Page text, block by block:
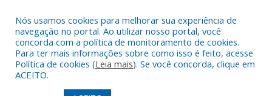
Todos os direitos reservados a Prefeitura Municipal de Limoeiro
do Ajuru.
Nós usamos cookies para melhorar sua experiência de
navegação no portal. Ao utilizar nosso portal, você
concorda com a política de monitoramento de cookies.
Para ter mais informações sobre como isso é feito, acesse
Política de cookies (Leia mais). Se você concorda, clique em
ACEITO.